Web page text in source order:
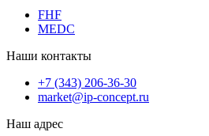
FHF
MEDC
Наши контакты
+7 (343) 206-36-30
market@ip-concept.ru
Наш адрес